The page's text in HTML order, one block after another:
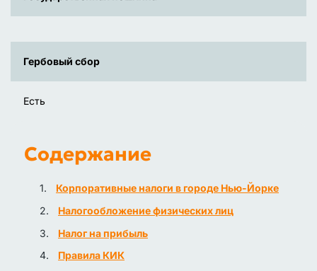
Гербовый сбор
Есть
Содержание
Корпоративные налоги в городе Нью-Йорке
Налогообложение физических лиц
Налог на прибыль
Правила КИК